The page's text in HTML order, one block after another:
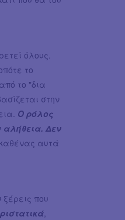
όλους.
το
το "δια
στην
Ο ρόλος
αλήθεια. Δεν
αυτά
που